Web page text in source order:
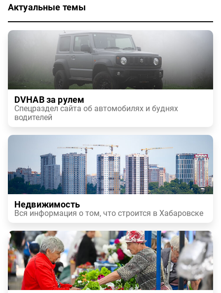
Актуальные темы
DVHAB за рулем
Спецраздел сайта об автомобилях и буднях
водителей
Недвижимость
Вся информация о том, что строится в Хабаровске